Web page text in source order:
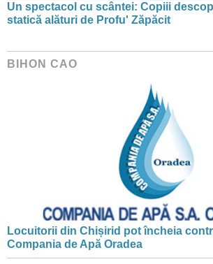
Un spectacol cu scântei: Copiii
statică alături de Profu' Zăpăcit
BIHON CAO
Locuitorii din Chișirid pot încheia
Compania de Apă Oradea